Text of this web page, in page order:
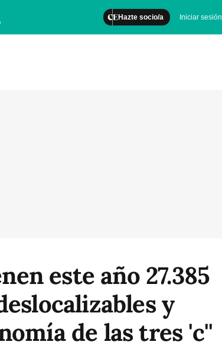
Hazte socio/a Iniciar sesión
este año 27.385
y
de las tres 'c''